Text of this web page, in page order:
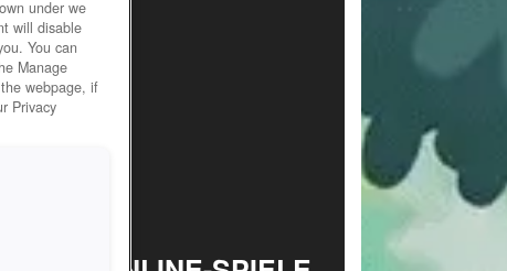
under we
will disable
You can
Manage
webpage, if
Privacy